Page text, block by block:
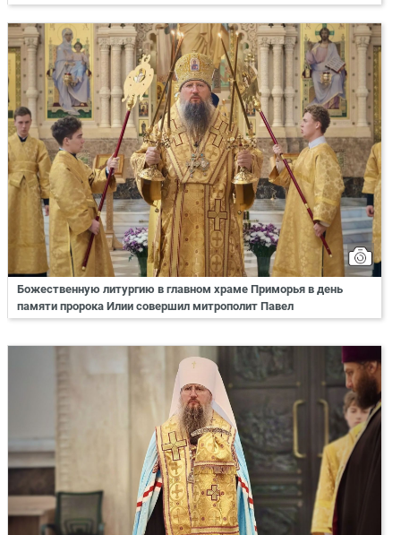
Божественную литургию в главном храме Приморья в день
памяти пророка Илии совершил митрополит Павел